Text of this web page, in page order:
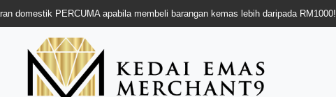
domestik PERCUMA apabila membeli barangan kemas lebih daripada RM1000!